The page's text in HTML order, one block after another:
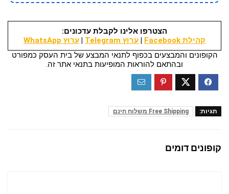
הצטרפו אלינו לקבלת עדכונים:
קהילת Facebook
| ערוץ Telegram | ערוץ WhatsApp
הקופונים והמבצעים בכפוף לתנאי המבצע של בית העסק כמפורט
ובהתאם להוראות המופיעות בתנאי אתר זה.
תגיות: Free Shipping משלוח חינם
קופונים דומים